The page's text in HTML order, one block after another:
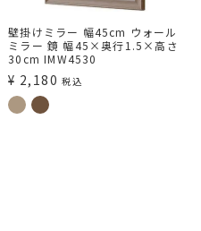
壁掛けミラー 幅45cm ウォール
ミラー 鏡 幅45×奥行1.5×高さ
30cm IMW4530
¥ 2,180 税込